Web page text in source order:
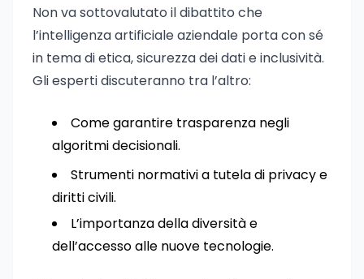
Non va sottovalutato il dibattito che
l’intelligenza artificiale aziendale porta con sé
in tema di etica, sicurezza dei dati e inclusività.
Gli esperti discuteranno tra l’altro:
Come garantire trasparenza negli
algoritmi decisionali.
Strumenti normativi a tutela di privacy e
diritti civili.
L’importanza della diversità e
dell’accesso alle nuove tecnologie.